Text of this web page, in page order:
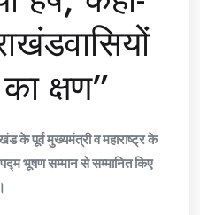
क्षण”
के पूर्व मुख्यमंत्री व महाराष्ट्र के
पद्म भूषण सम्मान से सम्मानित किए